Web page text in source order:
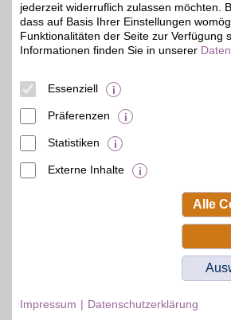
5% Direktabzug
MEIN FISCHER SEIT
Entdecken
Beamten-Selbsthilfewerk GmbH.
jederzeit widerruflich zulassen möchten.
dass auf Basis Ihrer Einstellungen
Funktionalitäten der Seite zur Verfügung
Informationen finden Sie in unserer
Essenziell
Präferenzen
Statistiken
Externe Inhalte
Alle
Impressum Datenschutzerklärung